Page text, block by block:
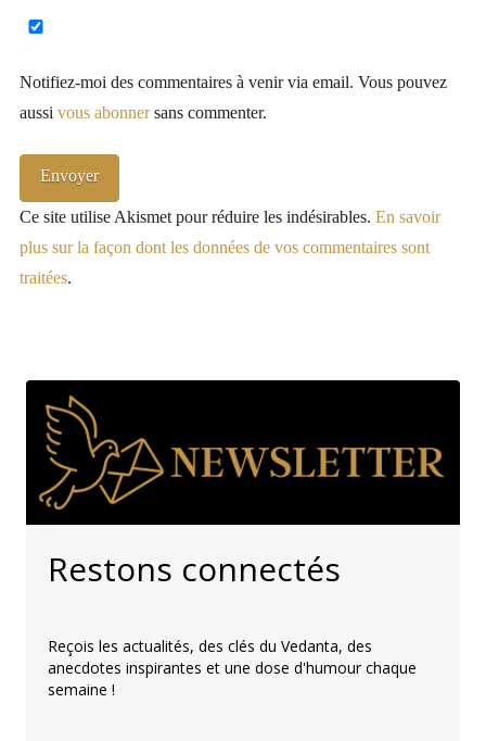
Notifiez-moi des commentaires à venir via email. Vous pouvez
aussi vous abonnersans commenter.
Ce site utilise Akismet pour réduire les indésirables. En savoir
plus sur la façon dont les données de vos commentaires sont
traitées.
Restons connectés
Reçois les actualités, des clés du Vedanta, des
anecdotes inspirantes et une dose d'humour chaque
semaine !